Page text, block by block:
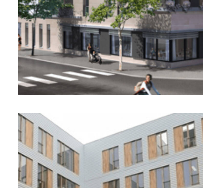
Nexity, Maes Architectes, Domitys